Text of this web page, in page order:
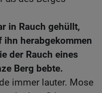
in Rauch gehüllt,
ihn herabgekommen
der Rauch eines
Berg bebte.
immer lauter. Mose